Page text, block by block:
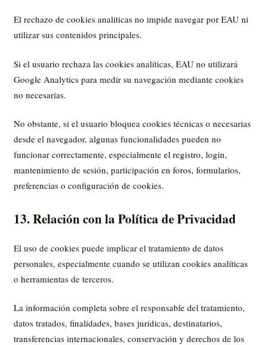
El rechazo de cookies analíticas no impide navegar por EAU ni
utilizar sus contenidos principales.
Si el usuario rechaza las cookies analíticas, EAU no utilizará
Google Analytics para medir su navegación mediante cookies
no necesarias.
No obstante, si el usuario bloquea cookies técnicas o necesarias
desde el navegador, algunas funcionalidades pueden no
funcionar correctamente, especialmente el registro, login,
mantenimiento de sesión, participación en foros, formularios,
preferencias o configuración de cookies.
13. Relación con la Política de Privacidad
El uso de cookies puede implicar el tratamiento de datos
personales, especialmente cuando se utilizan cookies analíticas
o herramientas de terceros.
La información completa sobre el responsable del tratamiento,
datos tratados, finalidades, bases jurídicas, destinatarios,
transferencias internacionales, conservación y derechos de los